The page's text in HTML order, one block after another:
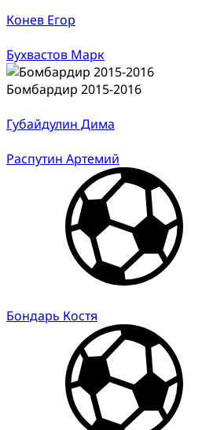
Конев Егор
Бухвастов Марк
Бомбардир 2015-2016
Губайдулин Дима
Распутин Артемий
Бондарь Костя